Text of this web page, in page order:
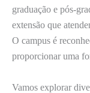
graduação e pós-
extensão que
O campus é
proporcionar uma
Vamos explorar